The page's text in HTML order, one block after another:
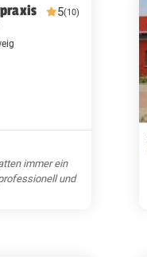
5(10)
immer ein
und